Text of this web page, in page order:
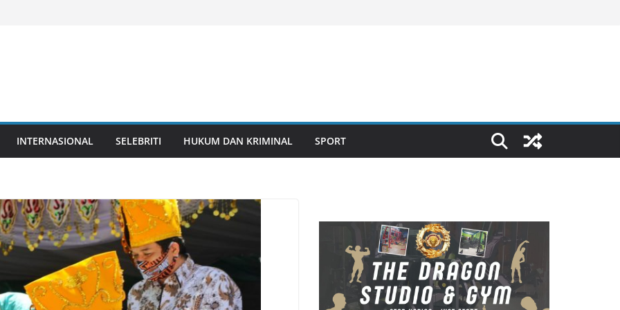
INTERNASIONAL SELEBRITI HUKUM DAN KRIMINAL SPORT